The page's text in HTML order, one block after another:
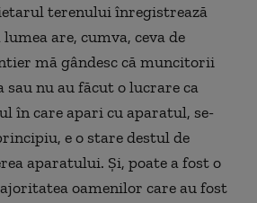
terenului înregistrează
are, cumva, ceva de
mă gândesc că muncitorii
sau nu au făcut o lucrare ca
în care apari cu aparatul, se-
e o stare destul de
aparatului. Și, poate a fost o
oamenilor care au fost